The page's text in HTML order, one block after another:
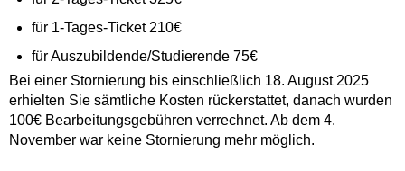
für 1-Tages-Ticket 210€
für Auszubildende/Studierende 75€
Bei einer Stornierung bis einschließlich 18. August 2025
erhielten Sie sämtliche Kosten rückerstattet, danach wurden
100€ Bearbeitungsgebühren verrechnet. Ab dem 4.
November war keine Stornierung mehr möglich.